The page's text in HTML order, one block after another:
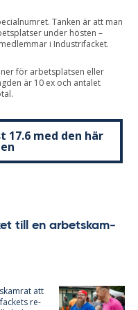
Tanken är att man
under hösten –
i Industrifacket.
för arbetsplatsen eller
är 10 ex och antalet
17.6 med den här
till en ar­bets­kam­
att
re­